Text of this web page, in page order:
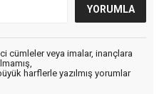
cümleler veya imalar, inançlara
harflerle yazılmış yorumlar